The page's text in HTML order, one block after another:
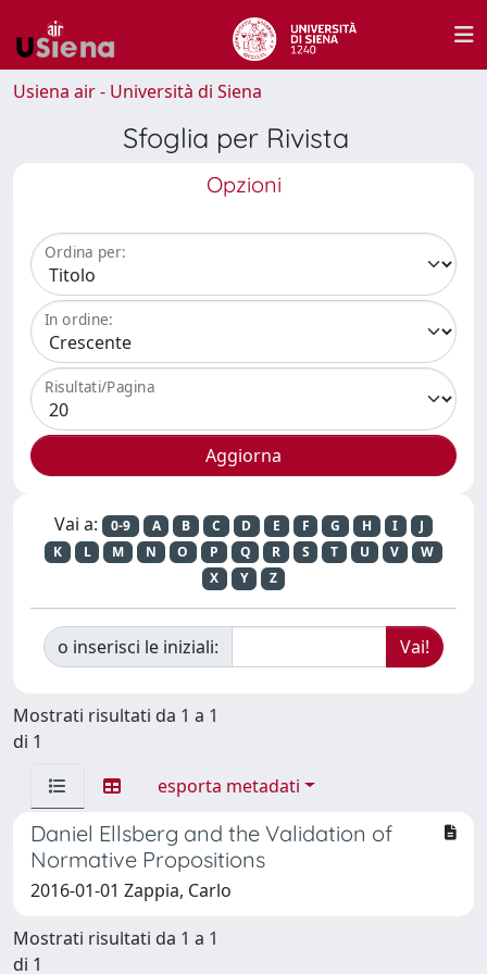
Usiena air - Università di Siena
Sfoglia per Rivista
Opzioni
Ordina per:
In ordine:
Risultati/Pagina
Vai a: 0-9 A B C D E F G H I
J
K
L M N O P Q R S T U V
W
X
Y Z
o inserisci le iniziali:
Mostrati risultati da 1 a 1
di 1
esporta metadati
Daniel Ellsberg and the Validation of
Normative Propositions
2016-01-01 Zappia, Carlo
Mostrati risultati da 1 a 1
di 1